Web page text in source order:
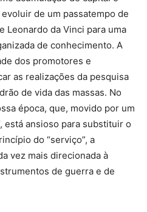
de um passatempo de
Leonardo da Vinci para uma
de conhecimento. A
dos promotores e
as realizações da pesquisa
de vida das massas. No
época, que, movido por um
está ansioso para substituir o
do “serviço”, a
vez mais direcionada à
de guerra e de